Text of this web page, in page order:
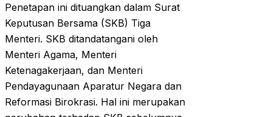
Penetapan ini dituangkan dalam Surat
Keputusan Bersama (SKB) Tiga
Menteri. SKB ditandatangani oleh
Menteri Agama, Menteri
Ketenagakerjaan, dan Menteri
Pendayagunaan Aparatur Negara dan
Reformasi Birokrasi. Hal ini merupakan